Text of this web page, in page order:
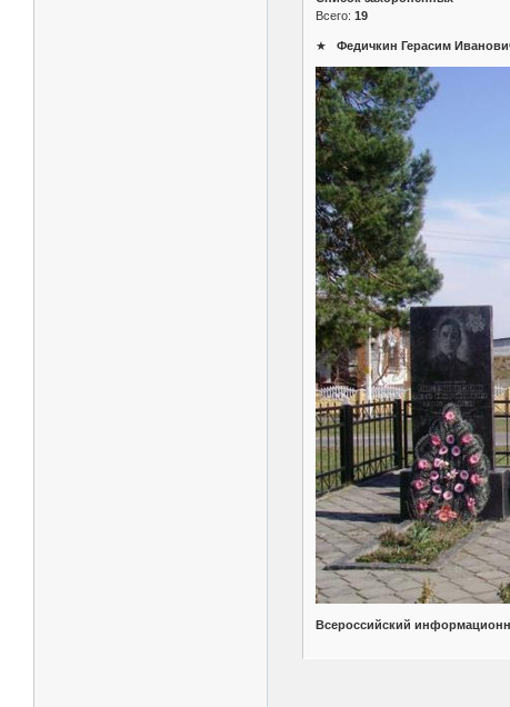
Всего: 19
★ Федичкин Герасим
Всероссийский